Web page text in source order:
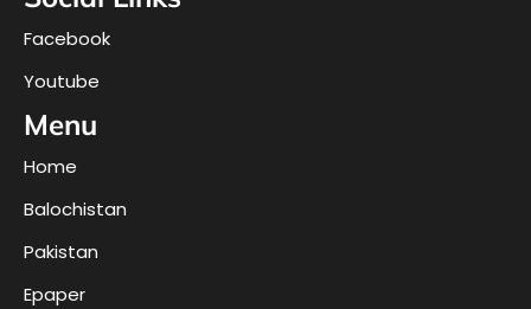
Facebook
Youtube
Menu
Home
Balochistan
Pakistan
Epaper